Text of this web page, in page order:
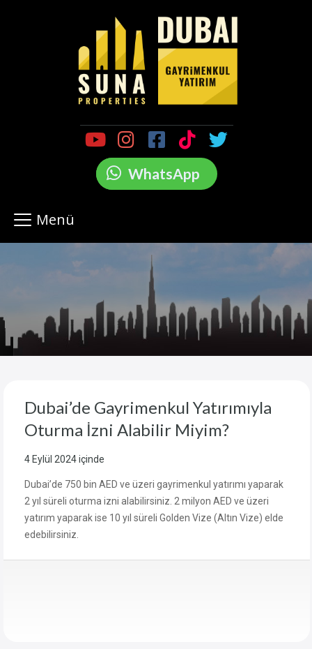
WhatsApp
Menü
Dubai’de Gayrimenkul Yatırımıyla
Oturma İzni Alabilir Miyim?
4 Eylül 2024içinde
Dubai’de 750 bin AED ve üzeri gayrimenkul yatırımı yaparak
2 yıl süreli oturma izni alabilirsiniz. 2 milyon AED ve üzeri
yatırım yaparak ise 10 yıl süreli Golden Vize (Altın Vize) elde
edebilirsiniz.